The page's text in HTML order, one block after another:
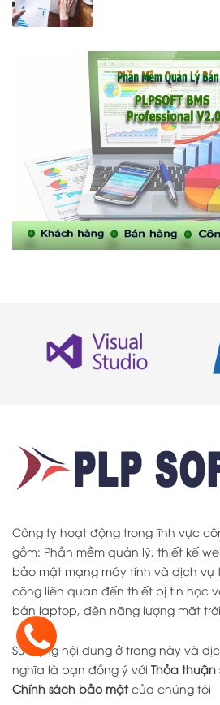
Công ty hoạt động trong lĩnh vực
gồm: Phần mềm quản lý, thiết kế
bảo mật mạng máy tính và dịch vụ
công liên quan đến thiết bị tin học
bán laptop, đèn năng lượng mặt
Sử dụng nội dung ở trang này và
nghĩa là bạn đồng ý với Thỏa thuận
Chính sách bảo mậtcủa chúng tôi